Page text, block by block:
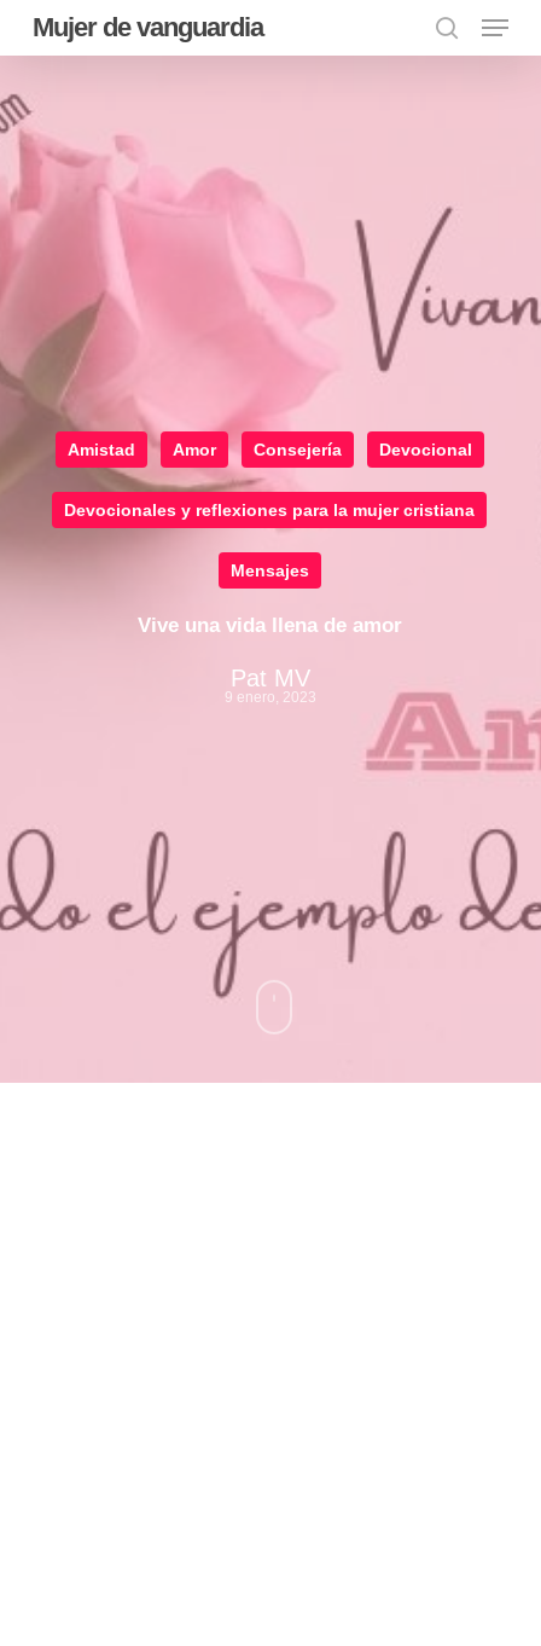
Skip
to
content
Mujer de vanguardia
search
Menu
Amistad Amor Consejería Devocional
Devocionales y reflexiones para la mujer cristiana
Mensajes
Vive una vida llena de amor
Pat MV
9 enero, 2023